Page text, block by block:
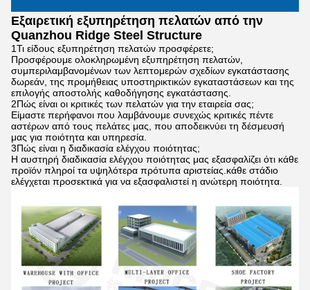
Εξαιρετική εξυπηρέτηση πελατών από την
Quanzhou Ridge Steel Structure
1Τι είδους εξυπηρέτηση πελατών προσφέρετε;
Προσφέρουμε ολοκληρωμένη εξυπηρέτηση πελατών,
συμπεριλαμβανομένων των λεπτομερών σχεδίων εγκατάστασης
δωρεάν, της προμήθειας υποστηρικτικών εγκαταστάσεων και της
επιλογής αποστολής καθοδήγησης εγκατάστασης.
2Πώς είναι οι κριτικές των πελατών για την εταιρεία σας;
Είμαστε περήφανοι που λαμβάνουμε συνεχώς κριτικές πέντε
αστέρων από τους πελάτες μας, που αποδεικνύει τη δέσμευσή
μας για ποιότητα και υπηρεσία.
3Πώς είναι η διαδικασία ελέγχου ποιότητας;
Η αυστηρή διαδικασία ελέγχου ποιότητας μας εξασφαλίζει ότι κάθε
προϊόν πληροί τα υψηλότερα πρότυπα αριστείας.κάθε στάδιο
ελέγχεται προσεκτικά για να εξασφαλιστεί η ανώτερη ποιότητα.